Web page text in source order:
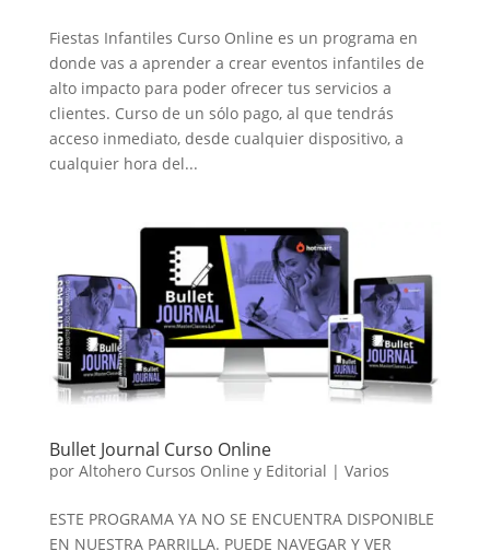
Fiestas Infantiles Curso Online es un programa en
donde vas a aprender a crear eventos infantiles de
alto impacto para poder ofrecer tus servicios a
clientes. Curso de un sólo pago, al que tendrás
acceso inmediato, desde cualquier dispositivo, a
cualquier hora del...
Bullet Journal Curso Online
por Altohero Cursos Online y Editorial | Varios
ESTE PROGRAMA YA NO SE ENCUENTRA DISPONIBLE
EN NUESTRA PARRILLA. PUEDE NAVEGAR Y VER